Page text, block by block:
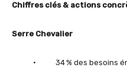
Chiffres clés & actions
Serre Chevalier
• 34 % des besoins